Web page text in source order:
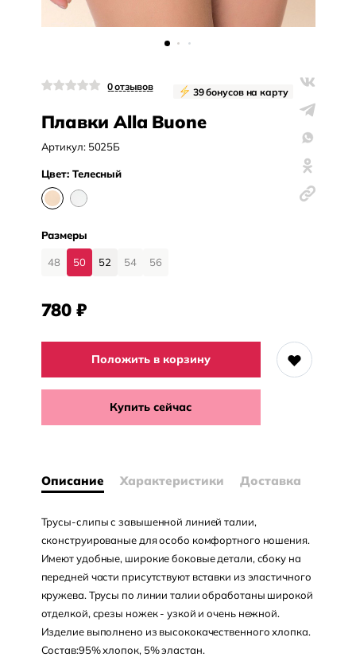
0отзывов 39бонусов на карту
Плавки Alla Buone
Артикул: 5025Б
Цвет: Телесный
Размеры
48 50 52 54 56
780 ₽
Положить в корзину
Купить сейчас
Описание Характеристики Доставка
Трусы-слипы с завышенной линией талии,
сконструированые для особо комфортного ношения.
Имеют удобные, широкие боковые детали, сбоку на
передней части присутствуют вставки из эластичного
кружева. Трусы по линии талии обработаны широкой
отделкой, срезы ножек - узкой и очень нежной.
Изделие выполнено из высококачественного хлопка.
Состав:95% хлопок, 5% эластан.